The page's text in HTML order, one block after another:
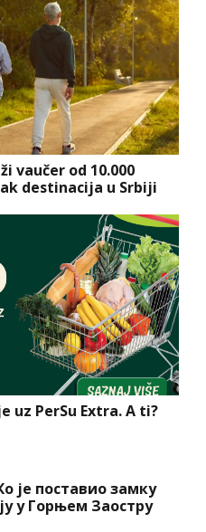
vaučer od 10.000
destinacija u Srbiji
uz PerSu Extra. A ti?
је поставио замку
у Горњем Заостру